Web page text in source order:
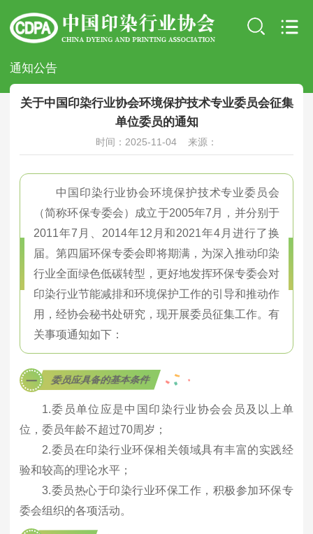
通知公告
关于中国印染行业协会环境保护技术专业委员会征集
单位委员的通知
时间：2025-11-04 来源：
中国印染行业协会环境保护技术专业委员会
（简称环保专委会）成立于2005年7月，并分别于
2011年7月、2014年12月和2021年4月进行了换
届。第四届环保专委会即将期满，为深入推动印染
行业全面绿色低碳转型，更好地发挥环保专委会对
印染行业节能减排和环境保护工作的引导和推动作
用，经协会秘书处研究，现开展委员征集工作。有
关事项通知如下：
一 委员应具备的基本条件
1.委员单位应是中国印染行业协会会员及以上单
位，委员年龄不超过70周岁；
2.委员在印染行业环保相关领域具有丰富的实践经
验和较高的理论水平；
3.委员热心于印染行业环保工作，积极参加环保专
委会组织的各项活动。